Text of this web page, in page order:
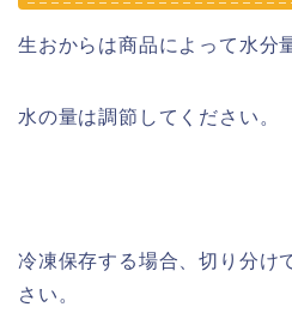
生おからは商品によって水分
水の量は調節してください。
冷凍保存する場合、切り分け
さい。